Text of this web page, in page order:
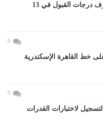
تنسيق الثانوى العام 2027.. اعرف درجات القبول في 13
0
خط القاهرة الإسكندرية
0
2026.. رابط التسجيل لاختبارات القدرات